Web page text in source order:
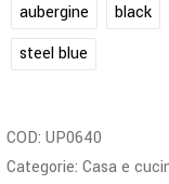
aubergine
black
steel blue
COD: UP0640
Categorie: Casa e